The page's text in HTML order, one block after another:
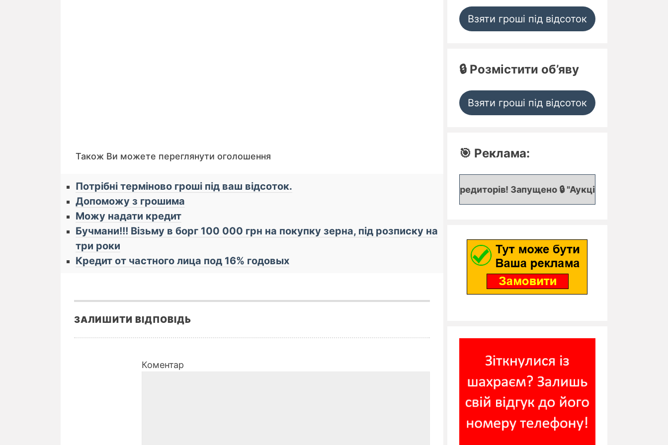
Також Ви можете переглянути оголошення
Потрібні терміново гроші під ваш відсоток.
Допоможу з грошима
Можу надати кредит
Бучмани!!! Візьму в борг 100 000 грн на покупку зерна, під розписку на
три роки
Кредит от частного лица под 16% годовых
ЗАЛИШИТИ ВІДПОВІДЬ
Коментар
Взяти гроші під відсоток
🔒 Розмістити об’яву
Взяти гроші під відсоток
🎯 Реклама:
📌 До уваги кредиторів! Запущено 🔒 "Аукціон кредитних заявок", де